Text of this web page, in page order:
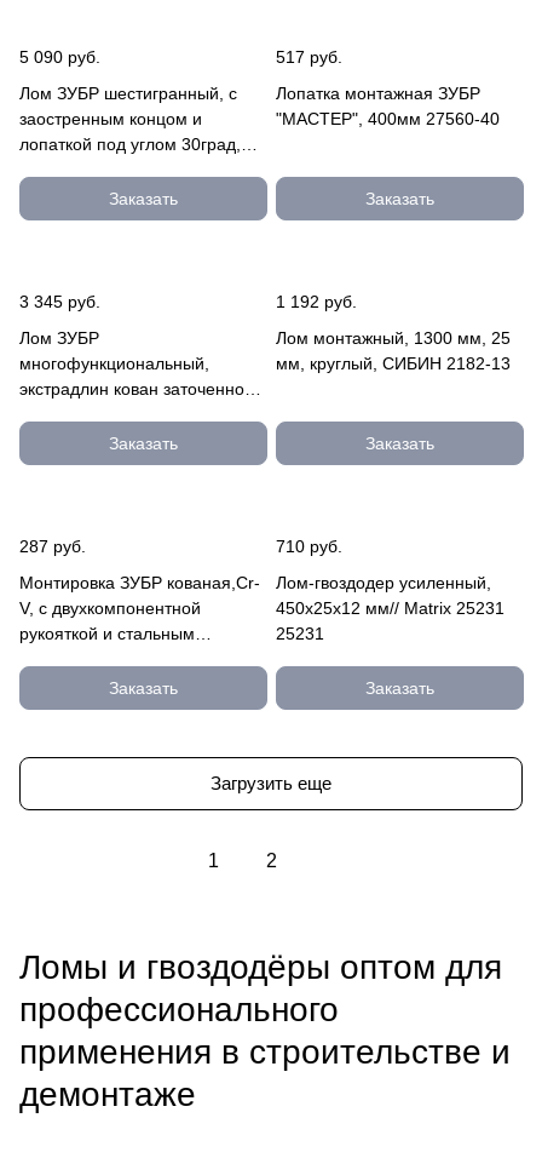
5 090 руб.
Лом ЗУБР шестигранный, с
заостренным концом и
лопаткой под углом 30град,
Заказать
517 руб.
Лопатка монтажная ЗУБР
"МАСТЕР", 400мм 27560-40
Заказать
3 345 руб.
Лом ЗУБР
многофункциональный,
экстрадлин кован заточенное
профиль 25мм, 175 21811-175
Заказать
1 192 руб.
Лом монтажный, 1300 мм, 25
мм, круглый, СИБИН 2182-13
Заказать
287 руб.
Монтировка ЗУБР кованая,Cr-
V, c двухкомпонентной
рукояткой и стальным
длин 2162-200Заказать
710 руб.
Лом-гвоздодер усиленный,
450х25х12 мм// Matrix 25231
25231
Заказать
Загрузить еще
1 2
Ломы и гвоздодёры оптом для
профессионального
применения в строительстве и
демонтаже